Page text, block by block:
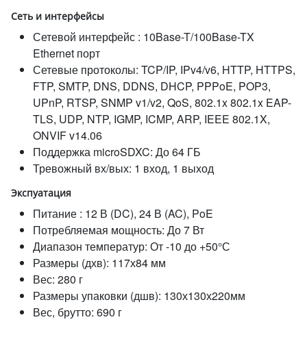
Сеть и интерфейсы
Сетевой интерфейс : 10Base-T/100Base-TX
Ethernet порт
Сетевые протоколы: TCP/IP, IPv4/v6, HTTP, HTTPS,
FTP, SMTP, DNS, DDNS, DHCP, PPPoE, POP3,
UPnP, RTSP, SNMP v1/v2, QoS, 802.1x 802.1x EAP-
TLS, UDP, NTP, IGMP, ICMP, ARP, IEEE 802.1X,
ONVIF v14.06
Поддержка microSDXC: До 64 ГБ
Тревожный вх/вых: 1 вход, 1 выход
Экспуатация
Питание : 12 В (DC), 24 В (AC), PoE
Потребляемая мощность: До 7 Вт
Диапазон температур: От -10 до +50°С
Размеры (дхв): 117х84 мм
Вес: 280 г
Размеры упаковки (дшв): 130х130х220мм
Вес, брутто: 690 г